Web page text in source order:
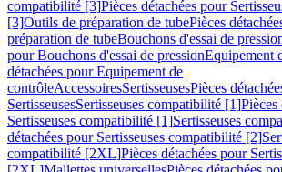
compatibilité [3]Pièces détachées pour
[3]Outils de préparation de tubePièces
préparation de tubeBouchons d'essai de
pour Bouchons d'essai de pressionEquipement
détachées pour Equipement de
contrôleAccessoiresSertisseusesPièces
SertisseusesSertisseuses compatibilité [1]Pièces
Sertisseuses compatibilité [1]Sertisseuses
détachées pour Sertisseuses compatibilité [2]
compatibilité [2XL]Pièces détachées pour